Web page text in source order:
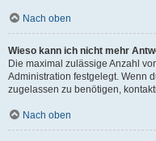
Nach oben
Wieso kann ich nicht mehr
Die maximal zulässige Anzahl
Administration festgelegt. Wenn
zugelassen zu benötigen,
Nach oben